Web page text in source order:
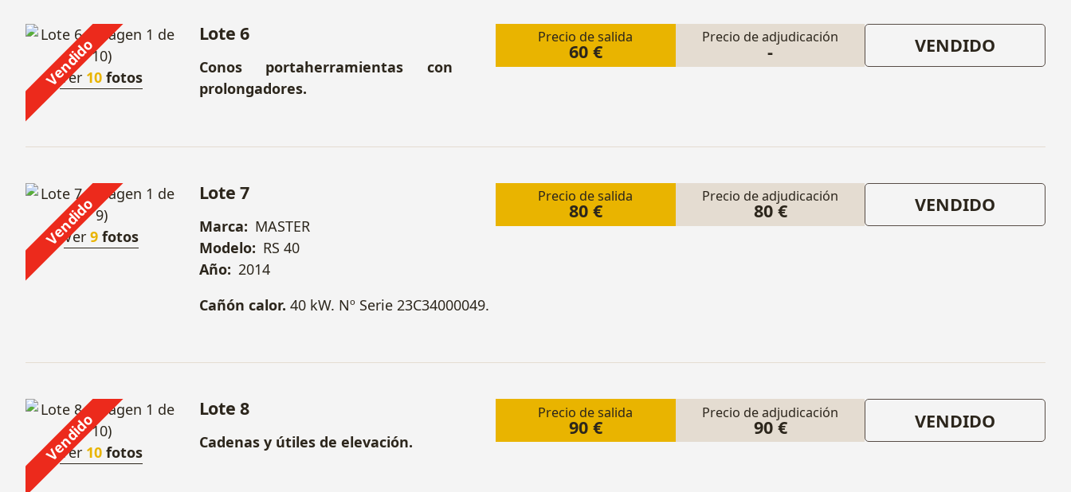
Vendido
Ver 10 fotos
Precio de salida
60 €
Precio de adjudicación
- VENDIDO
Lote 6
Conos portaherramientas con
prolongadores.
Vendido
Ver9 fotos
Precio de salida
80 €
Precio de adjudicación
80 € VENDIDO
Lote 7
Marca: MASTER
Modelo: RS 40
Año: 2014
Cañón calor. 40 kW. Nº Serie 23C34000049.
Vendido
Ver 10 fotos
Precio de salida
90 €
Precio de adjudicación
90 € VENDIDO
Lote 8
Cadenas y útiles de elevación.